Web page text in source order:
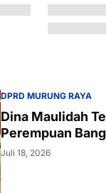
DPRD MURUNG RAYA
Dina Maulidah
Perempuan
Juli 18, 2026